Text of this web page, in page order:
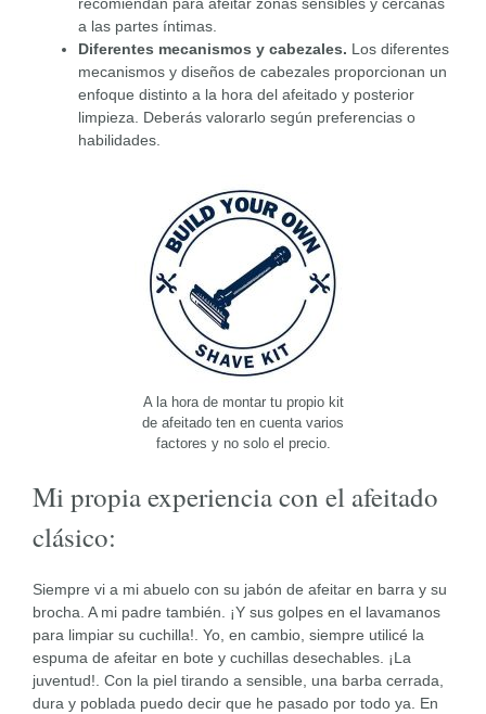
a las partes íntimas.
Diferentes mecanismos y cabezales. Los diferentes
mecanismos y diseños de cabezales proporcionan un
enfoque distinto a la hora del afeitado y posterior
limpieza. Deberás valorarlo según preferencias o
habilidades.
A la hora de montar tu propio kit
de afeitado ten en cuenta varios
factores y no solo el precio.
Mi propia experiencia con el afeitado
clásico:
Siempre vi a mi abuelo con su jabón de afeitar en barra y su
brocha. A mi padre también. ¡Y sus golpes en el lavamanos
para limpiar su cuchilla!. Yo, en cambio, siempre utilicé la
espuma de afeitar en bote y cuchillas desechables. ¡La
juventud!. Con la piel tirando a sensible, una barba cerrada,
dura y poblada puedo decir que he pasado por todo ya. En